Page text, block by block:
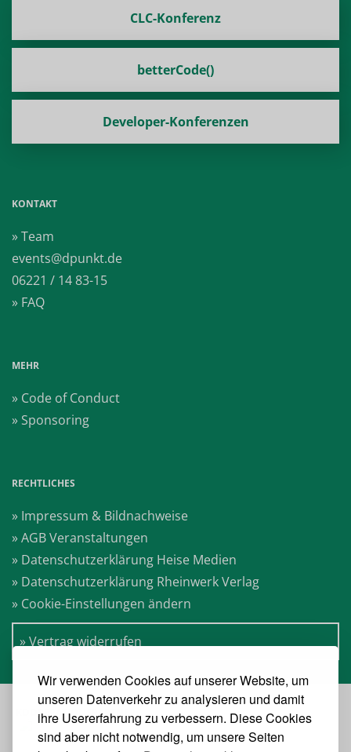
Wir verwenden Cookies auf unserer Website, um
unseren Datenverkehr zu analysieren und damit
ihre Usererfahrung zu verbessern. Diese Cookies
sind aber nicht notwendig, um unsere Seiten
CLC-Konferenz
betterCode()
Developer-Konferenzen
KONTAKT
» Team
events@dpunkt.de
06221 / 14 83-15
» FAQ
MEHR
» Code of Conduct
» Sponsoring
RECHTLICHES
» Impressum & Bildnachweise
» AGB Veranstaltungen
» Datenschutzerklärung Heise Medien
» Datenschutzerklärung Rheinwerk Verlag
» Cookie-Einstellungen ändern
» Vertrag widerrufen
KOOPERATIONSPARTNER: